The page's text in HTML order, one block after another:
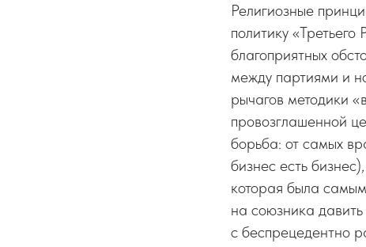
Религиозные
политику
благоприятных
между партиями и
рычагов методики
провозглашенной
борьба: от самых
бизнес есть
которая была
на союзника
с беспрецедентно